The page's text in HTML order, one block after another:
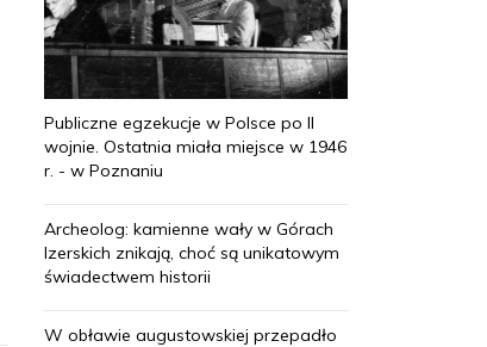
Publiczne egzekucje w Polsce po II
wojnie. Ostatnia miała miejsce w 1946
r. - w Poznaniu
Archeolog: kamienne wały w Górach
Izerskich znikają, choć są unikatowym
świadectwem historii
W obławie augustowskiej przepadło